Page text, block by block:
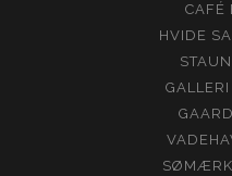
CAFÉ
HVIDE